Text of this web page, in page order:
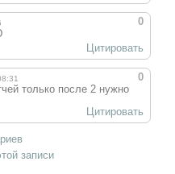
0
Цитировать
0
только после 2 нужно
Цитировать
записи